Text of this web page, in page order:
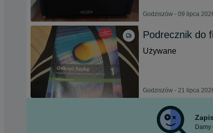
Godziszów - 09 lipca
Podrecznik do
Używane
Godziszów - 21 lipca